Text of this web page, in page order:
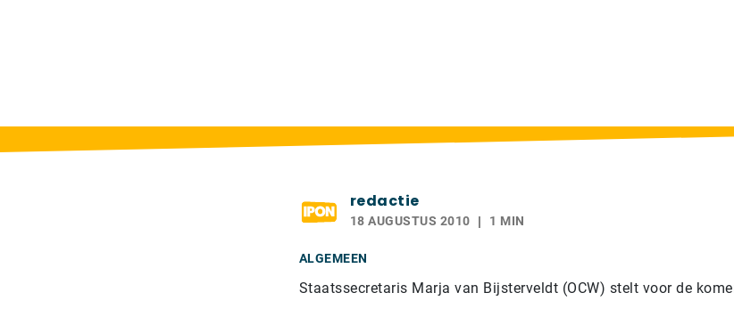
redactie
18 AUGUSTUS 2010 1 MIN
ALGEMEEN
Staatssecretaris Marja van Bijsterveldt (OCW) stelt voor de